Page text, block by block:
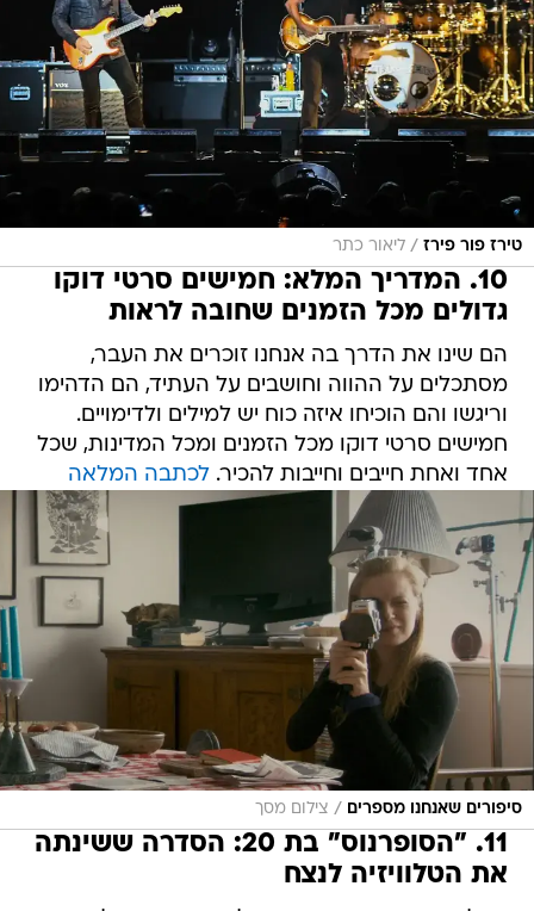
טירז פור פירז / ליאור כתר
10. המדריך המלא: חמישים סרטי דוקו
גדולים מכל הזמנים שחובה לראות
הם שינו את הדרך בה אנחנו זוכרים את העבר,
מסתכלים על ההווה וחושבים על העתיד, הם הדהימו
וריגשו והם הוכיחו איזה כוח יש למילים ולדימויים.
חמישים סרטי דוקו מכל הזמנים ומכל המדינות, שכל
אחד ואחת חייבים וחייבות להכיר.לכתבה המלאה
סיפורים שאנחנו מספרים / צילום מסך
11. "הסופרנוס" בת 20: הסדרה ששינתה
את הטלוויזיה לנצח